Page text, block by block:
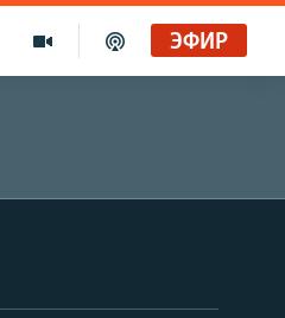
ЭФИР